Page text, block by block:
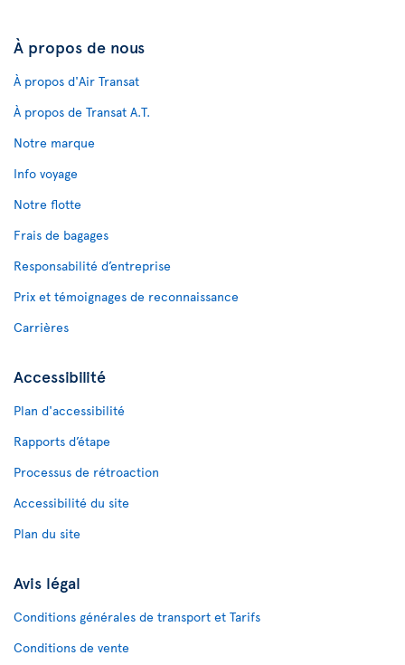
À propos de nous
À propos d'Air Transat
À propos de Transat A.T.
Notre marque
Info voyage
Notre flotte
Frais de bagages
Responsabilité d’entreprise
Prix et témoignages de reconnaissance
Carrières
Accessibilité
Plan d'accessibilité
Rapports d’étape
Processus de rétroaction
Accessibilité du site
Plan du site
Avis légal
Conditions générales de transport et Tarifs
Conditions de vente